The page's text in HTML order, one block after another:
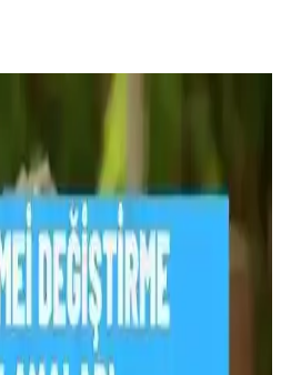
ve Kontrol İşlemleri
öğrenmek ve telefon güvenliğinizi
ve dikkat edilmesi gereken noktalar
Telefonların 180 Gün
İşlemler
Türkiye’de 180 gün kullanım
kaydı ve operatör onayı gibi
doğru yönetilmesi, cihazların yasal